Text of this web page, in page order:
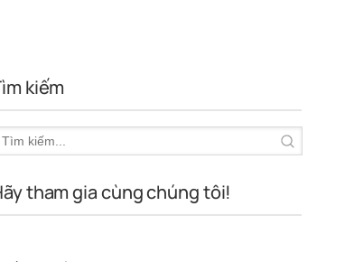
kiếm
tham gia cùng chúng tôi!